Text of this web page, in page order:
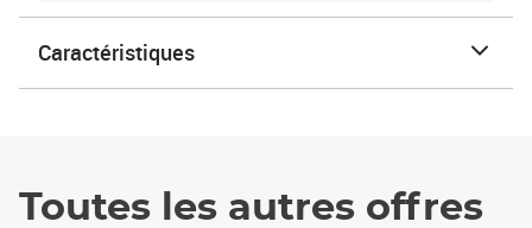
Caractéristiques
Toutes les autres offres